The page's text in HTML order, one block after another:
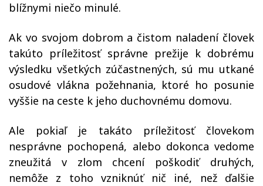
blížnymi niečo minulé.
Ak vo svojom dobrom a čistom naladení človek
takúto príležitosť správne prežije k dobrému
výsledku všetkých zúčastnených, sú mu utkané
osudové vlákna požehnania, ktoré ho posunie
vyššie na ceste k jeho duchovnému domovu.
Ale pokiaľ je takáto príležitosť človekom
nesprávne pochopená, alebo dokonca vedome
zneužitá v zlom chcení poškodiť druhých,
nemôže z toho vzniknúť nič iné, než ďalšie